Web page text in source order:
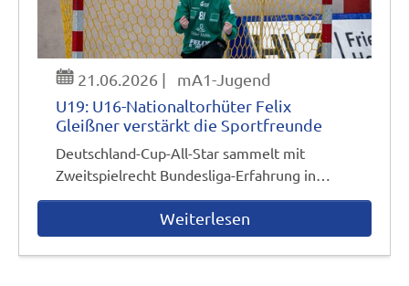
21.06.2026 |
mA1-Jugend
U19: U16-Nationaltorhüter Felix
Gleißner verstärkt die Sportfreunde
Deutschland-Cup-All-Star sammelt mit
Zweitspielrecht Bundesliga-Erfahrung in…
Weiterlesen